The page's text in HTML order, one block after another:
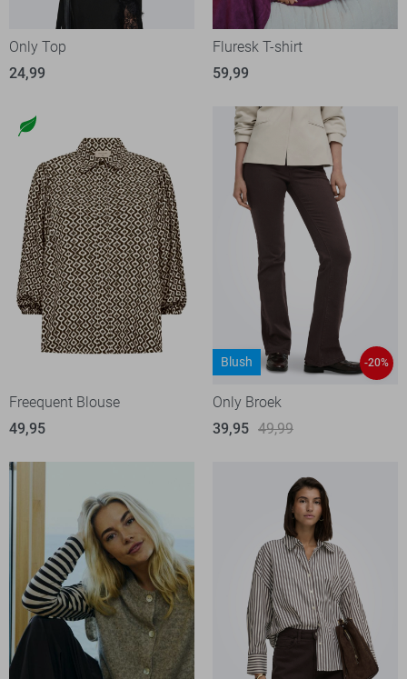
Only Top
24,99
Fluresk T-shirt
59,99
Freequent Blouse
49,95
Blush -20%
Only Broek
39,95 49,99